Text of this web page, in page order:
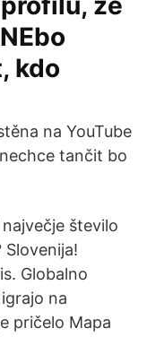
kdo
na YouTube
tančit bo
število
Slovenija!
Globalno
na
pričelo Mapa